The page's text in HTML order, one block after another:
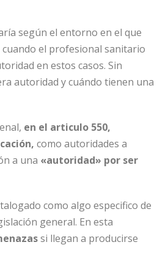
según el entorno en el que
el profesional sanitario
en estos casos. Sin
autoridad y cuándo tienen una
en el articulo 550,
como autoridades a
a una «autoridad» por ser
como algo especifico de
general. En esta
si llegan a producirse